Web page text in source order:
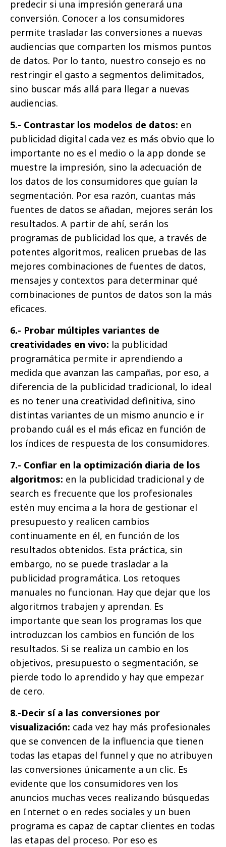
predecir si una impresión generará una
conversión. Conocer a los consumidores
permite trasladar las conversiones a nuevas
audiencias que comparten los mismos puntos
de datos. Por lo tanto, nuestro consejo es no
restringir el gasto a segmentos delimitados,
sino buscar más allá para llegar a nuevas
audiencias.
5.- Contrastar los modelos de datos: en
publicidad digital cada vez es más obvio que lo
importante no es el medio o la app donde se
muestre la impresión, sino la adecuación de
los datos de los consumidores que guían la
segmentación. Por esa razón, cuantas más
fuentes de datos se añadan, mejores serán los
resultados. A partir de ahí, serán los
programas de publicidad los que, a través de
potentes algoritmos, realicen pruebas de las
mejores combinaciones de fuentes de datos,
mensajes y contextos para determinar qué
combinaciones de puntos de datos son la más
eficaces.
6.- Probar múltiples variantes de
creatividades en vivo: la publicidad
programática permite ir aprendiendo a
medida que avanzan las campañas, por eso, a
diferencia de la publicidad tradicional, lo ideal
es no tener una creatividad definitiva, sino
distintas variantes de un mismo anuncio e ir
probando cuál es el más eficaz en función de
los índices de respuesta de los consumidores.
7.- Confiar en la optimización diaria de los
algoritmos: en la publicidad tradicional y de
search es frecuente que los profesionales
estén muy encima a la hora de gestionar el
presupuesto y realicen cambios
continuamente en él, en función de los
resultados obtenidos. Esta práctica, sin
embargo, no se puede trasladar a la
publicidad programática. Los retoques
manuales no funcionan. Hay que dejar que los
algoritmos trabajen y aprendan. Es
importante que sean los programas los que
introduzcan los cambios en función de los
resultados. Si se realiza un cambio en los
objetivos, presupuesto o segmentación, se
pierde todo lo aprendido y hay que empezar
de cero.
8.-Decir sí a las conversiones por
visualización: cada vez hay más profesionales
que se convencen de la influencia que tienen
todas las etapas del funnel y que no atribuyen
las conversiones únicamente a un clic. Es
evidente que los consumidores ven los
anuncios muchas veces realizando búsquedas
en Internet o en redes sociales y un buen
programa es capaz de captar clientes en todas
las etapas del proceso. Por eso es